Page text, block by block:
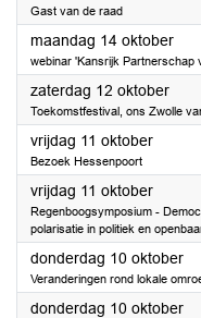
Gast van de raad
maandag 14 oktober2024
webinar 'Kansrijk Partnerschap
zaterdag 12 oktober2024
Toekomstfestival, ons Zwolle
vrijdag 11 oktober2024
Bezoek Hessenpoort
vrijdag 11 oktober2024
Regenboogsymposium -
polarisatie in politiek en
donderdag 10 oktober
Veranderingen rond lokale
donderdag 10 oktober